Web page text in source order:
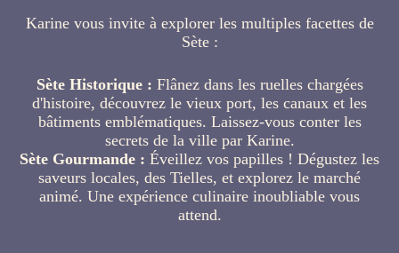
Karine vous invite à explorer les multiples facettes de
Sète :
Sète Historique : Flânez dans les ruelles chargées
d'histoire, découvrez le vieux port, les canaux et les
bâtiments emblématiques. Laissez-vous conter les
secrets de la ville par Karine.
Sète Gourmande : Éveillez vos papilles ! Dégustez les
saveurs locales, des Tielles, et explorez le marché
animé. Une expérience culinaire inoubliable vous
attend.